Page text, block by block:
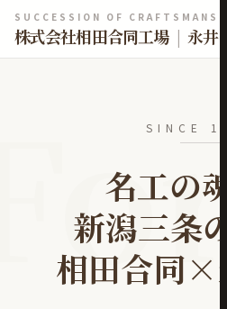
SUCCESSION OF
株式会社相田合同工場 | 永井
SINCE
名工の
新潟三条
相田合同×